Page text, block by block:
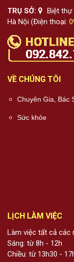
TRỤ SỞ:
Biệt thự
Hà Nội (Điện thoại:
VỀ CHÚNG TÔI
Chuyên Gia, Bác
Sức khỏe
LỊCH LÀM VIỆC
Làm việc tất cả các
Sáng: từ 8h - 12h
Chiều: từ 13h30 -